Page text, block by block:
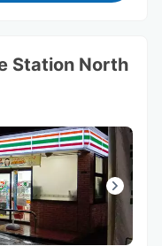
Station North